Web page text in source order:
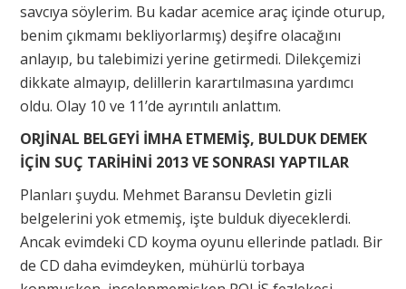
savcıya söylerim. Bu kadar acemice araç içinde oturup,
benim çıkmamı bekliyorlarmış) deşifre olacağını
anlayıp, bu talebimizi yerine getirmedi. Dilekçemizi
dikkate almayıp, delillerin karartılmasına yardımcı
oldu. Olay 10 ve 11’de ayrıntılı anlattım.
ORJİNAL BELGEYİ İMHA ETMEMİŞ, BULDUK DEMEK
İÇİN SUÇ TARİHİNİ 2013 VE SONRASI YAPTILAR
Planları şuydu. Mehmet Baransu Devletin gizli
belgelerini yok etmemiş, işte bulduk diyeceklerdi.
Ancak evimdeki CD koyma oyunu ellerinde patladı. Bir
de CD daha evimdeyken, mühürlü torbaya